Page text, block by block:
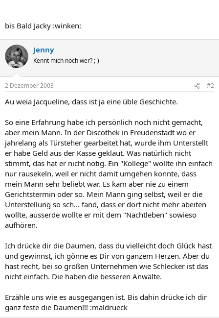
bis Bald Jacky :winken:
Jenny
Kennt mich noch wer? ;-)
2 Dezember 2003 #2
Au weia Jacqueline, dass ist ja eine üble Geschichte.
So eine Erfahrung habe ich persönlich noch nicht gemacht,
aber mein Mann. In der Discothek in Freudenstadt wo er
jahrelang als Türsteher gearbeitet hat, wurde ihm Unterstellt
er habe Geld aus der Kasse geklaut. Was natürlich nicht
stimmt, das hat er nicht nötig. Ein "Kollege" wollte ihn einfach
nur rausekeln, weil er nicht damit umgehen konnte, dass
mein Mann sehr beliebt war. Es kam aber nie zu einem
Gerichtstermin oder so. Mein Mann ging selbst, weil er die
Unterstellung so sch... fand, dass er dort nicht mehr abeiten
wollte, ausserde wollte er mit dem "Nachtleben" sowieso
aufhören.
Ich drücke dir die Daumen, dass du vielleicht doch Glück hast
und gewinnst, ich gönne es Dir von ganzem Herzen. Aber du
hast recht, bei so großen Unternehmen wie Schlecker ist das
nicht einfach. Die haben die besseren Anwälte.
Erzähle uns wie es ausgegangen ist. Bis dahin drücke ich dir
ganz feste die Daumen!!! :maldrueck